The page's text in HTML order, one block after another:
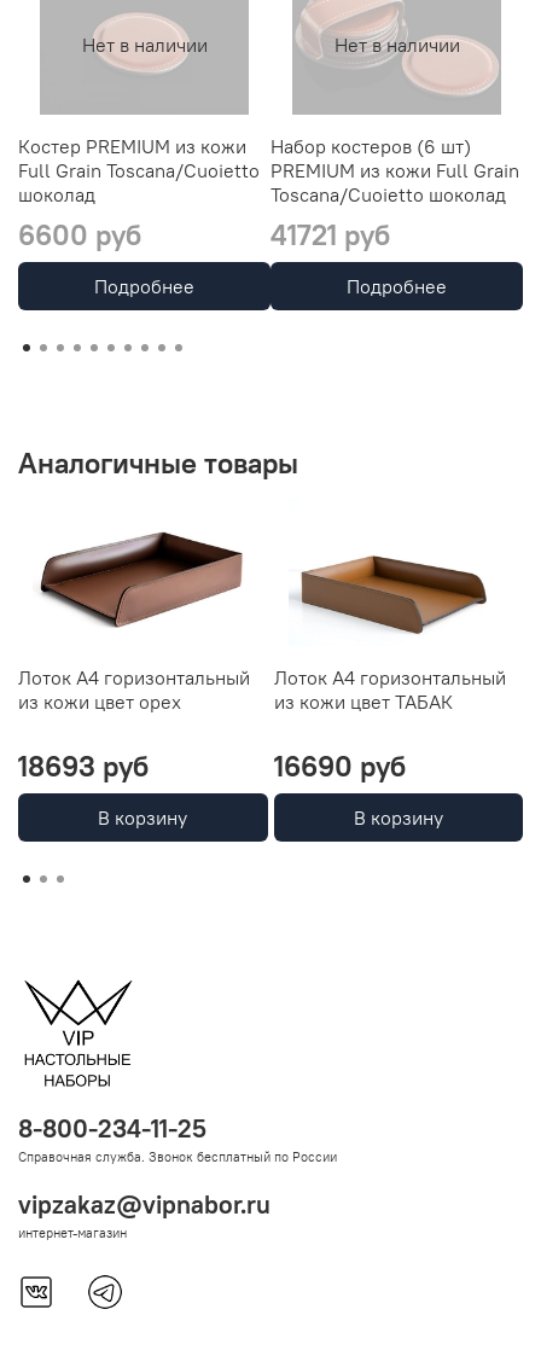
Нет в наличии
Костер PREMIUM из кожи
Full Grain Toscana/Cuoietto
шоколад
6600 руб
Подробнее
Нет в наличии
Набор костеров (6 шт)
PREMIUM из кожи Full Grain
Toscana/Cuoietto шоколад
41721 руб
Подробнее
Аналогичные товары
Лоток А4 горизонтальный
из кожи цвет орех
18693 руб
В корзину
Лоток А4 горизонтальный
из кожи цвет ТАБАК
16690 руб
В корзину
8-800-234-11-25
Справочная служба. Звонок бесплатный по России
vipzakaz@vipnabor.ru
интернет-магазин